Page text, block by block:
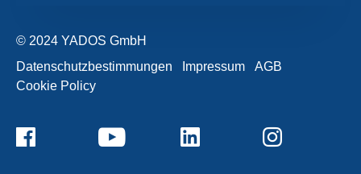
© 2024 YADOS GmbH
Datenschutzbestimmungen
Impressum
AGB
Cookie Policy